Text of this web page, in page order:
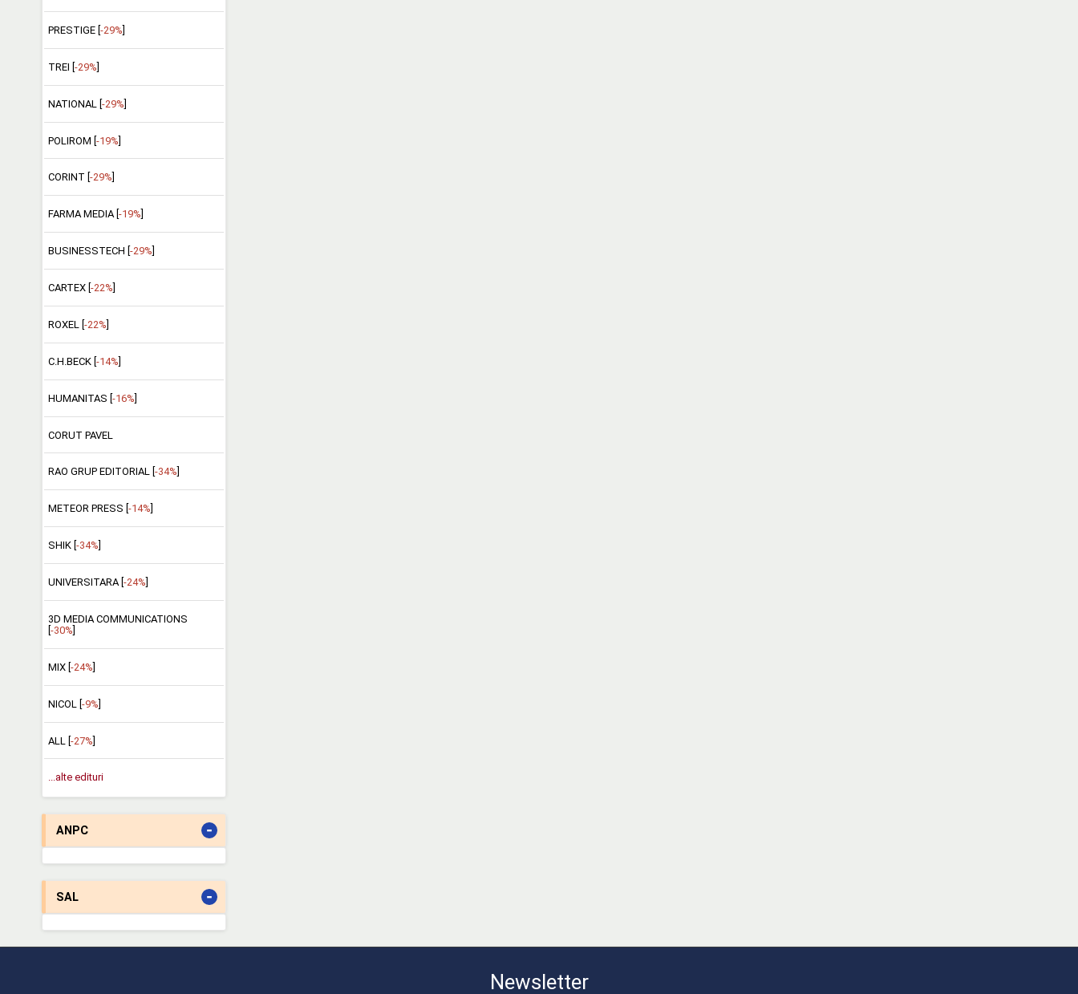
PRESTIGE [ -29%
TREI [ -29%
NATIONAL [-29%]
POLIROM [-19%]
CORINT [ -29%
FARMA MEDIA [ -19%
BUSINESSTECH [ -29%
CARTEX [ -22%
ROXEL [ -22%
C.H.BECK [ -14%
HUMANITAS [-16%]
CORUT PAVEL
RAO GRUP EDITORIAL [ -34%
METEOR PRESS [ -14%
SHIK [ -34%
UNIVERSITARA [ -24%
3D MEDIA COMMUNICATIONS
-30%
MIX [ -24%
NICOL [-9%]
ALL [-27%]
...alte edituri
ANPC -
SAL -
Newsletter